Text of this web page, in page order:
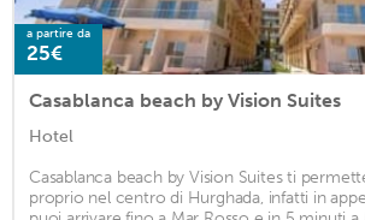
a partire da
25€
Casablanca beach by Vision Suites
Hotel
Casablanca beach by Vision Suites ti
proprio nel centro di Hurghada, infatti in